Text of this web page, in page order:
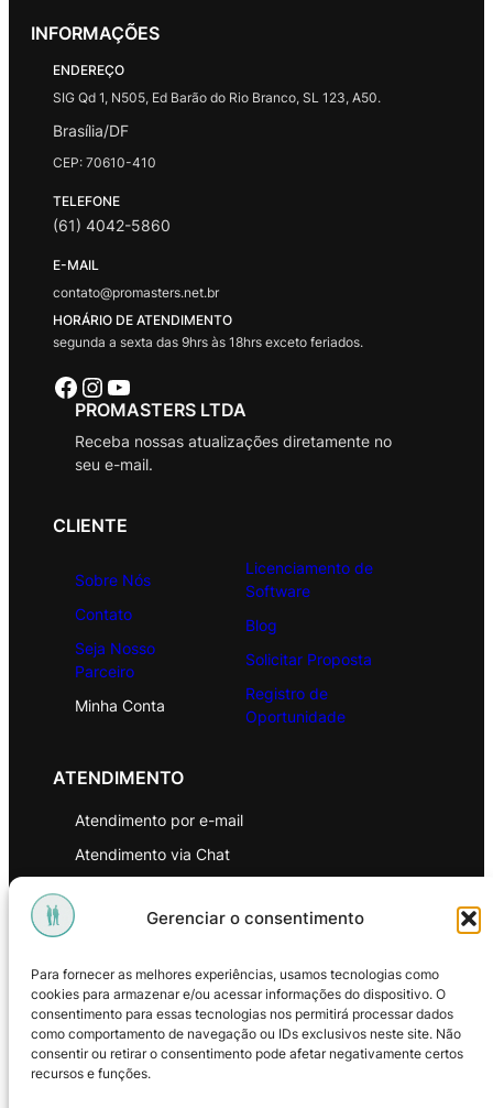
Gerenciar o consentimento
Para fornecer as melhores experiências, usamos tecnologias como
cookies para armazenar e/ou acessar informações do dispositivo. O
consentimento para essas tecnologias nos permitirá processar dados
como comportamento de navegação ou IDs exclusivos neste site. Não
consentir ou retirar o consentimento pode afetar negativamente certos
recursos e funções.
INFORMAÇÕES
ENDEREÇO
SIG Qd 1, N505, Ed Barão do Rio Branco, SL 123, A50.
Brasília/DF
CEP: 70610-410
TELEFONE
(61) 4042-5860
E-MAIL
contato@promasters.net.br
HORÁRIO DE ATENDIMENTO
segunda a sexta das 9hrs às 18hrs exceto feriados.
Facebook Instagram Youtube
PROMASTERS LTDA
Receba nossas atualizações diretamente no
seu e-mail.
CLIENTE
Sobre Nós
Contato
Seja Nosso
Parceiro
Minha Conta
Licenciamento de
Software
Blog
Solicitar Proposta
Registro de
Oportunidade
ATENDIMENTO
Atendimento por e-mail
Atendimento via Chat
Política de Privacidade
Política de Troca e Devoluções
Política de Reembolso